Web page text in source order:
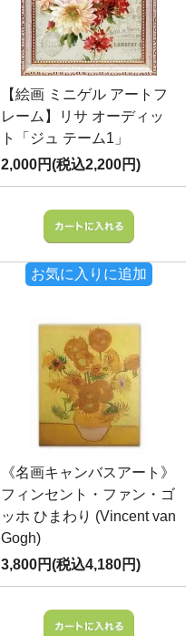
【絵画 ミニゲル アートフ
レーム】リサ オーディッ
ト「ジュ テーム1」
2,000円(税込2,200円)
お気に入りに追加
《名画キャンバスアート》
フィンセント・ファン・ゴ
ッホ ひまわり (Vincent van
Gogh)
3,800円(税込4,180円)